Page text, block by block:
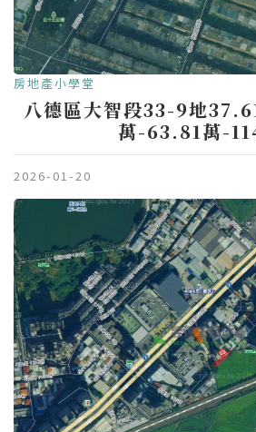
房地產小學堂
八德區大智段33-9地
萬-63.81萬-
2026-01-20